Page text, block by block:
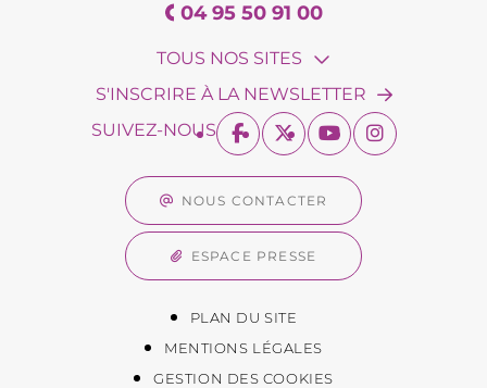
04 95 50 91 00
TOUS NOS SITES
S'INSCRIRE À LA NEWSLETTER
SUIVEZ-NOUS
NOUS CONTACTER
ESPACE PRESSE
PLAN DU SITE
MENTIONS LÉGALES
GESTION DES COOKIES